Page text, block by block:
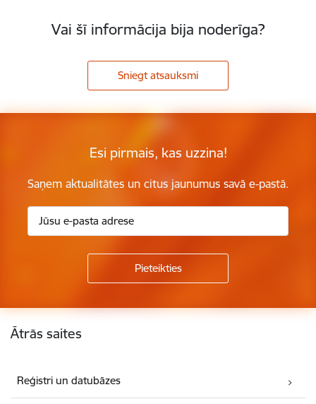
Vai šī informācija bija noderīga?
Sniegt atsauksmi
Esi pirmais, kas uzzina!
Saņem aktualitātes un citus jaunumus savā e-pastā.
Kājene
Ātrās saites
Reģistri un datubāzes